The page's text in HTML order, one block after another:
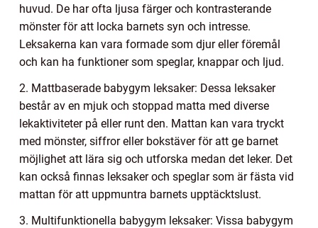
huvud. De har ofta ljusa färger och kontrasterande
mönster för att locka barnets syn och intresse.
Leksakerna kan vara formade som djur eller föremål
och kan ha funktioner som speglar, knappar och ljud.
2. Mattbaserade babygym leksaker: Dessa leksaker
består av en mjuk och stoppad matta med diverse
lekaktiviteter på eller runt den. Mattan kan vara tryckt
med mönster, siffror eller bokstäver för att ge barnet
möjlighet att lära sig och utforska medan det leker. Det
kan också finnas leksaker och speglar som är fästa vid
mattan för att uppmuntra barnets upptäcktslust.
3. Multifunktionella babygym leksaker: Vissa babygym